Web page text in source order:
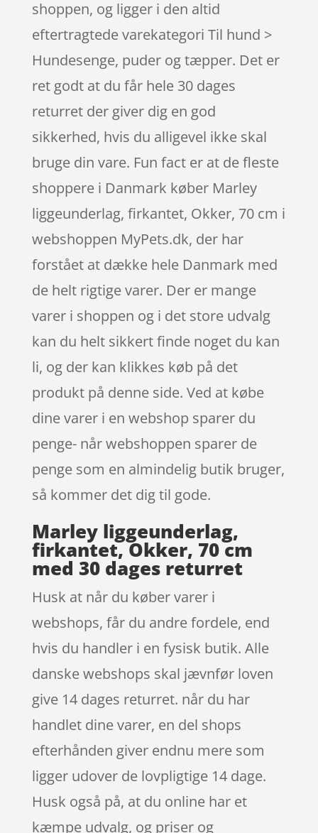
shoppen, og ligger i den altid
eftertragtede varekategori Til hund >
Hundesenge, puder og tæpper. Det er
ret godt at du får hele 30 dages
returret der giver dig en god
sikkerhed, hvis du alligevel ikke skal
bruge din vare. Fun fact er at de fleste
shoppere i Danmark køber Marley
liggeunderlag, firkantet, Okker, 70 cm i
webshoppen MyPets.dk, der har
forstået at dække hele Danmark med
de helt rigtige varer. Der er mange
varer i shoppen og i det store udvalg
kan du helt sikkert finde noget du kan
li, og der kan klikkes køb på det
produkt på denne side. Ved at købe
dine varer i en webshop sparer du
penge- når webshoppen sparer de
penge som en almindelig butik bruger,
så kommer det dig til gode.
Marley liggeunderlag,
firkantet, Okker, 70 cm
med 30 dages returret
Husk at når du køber varer i
webshops, får du andre fordele, end
hvis du handler i en fysisk butik. Alle
danske webshops skal jævnfør loven
give 14 dages returret. når du har
handlet dine varer, en del shops
efterhånden giver endnu mere som
ligger udover de lovpligtige 14 dage.
Husk også på, at du online har et
kæmpe udvalg, og priser og